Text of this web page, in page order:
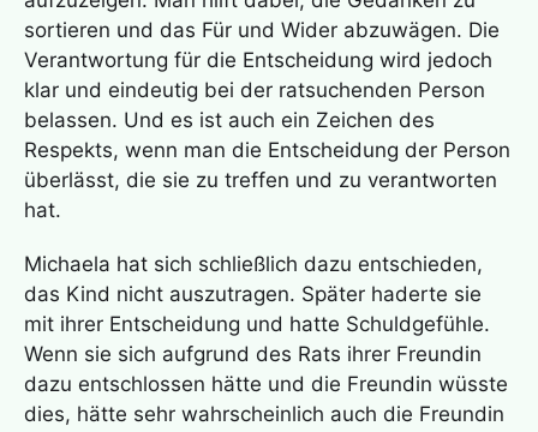
sortieren und das Für und Wider abzuwägen. Die
Verantwortung für die Entscheidung wird jedoch
klar und eindeutig bei der ratsuchenden Person
belassen. Und es ist auch ein Zeichen des
Respekts, wenn man die Entscheidung der Person
überlässt, die sie zu treffen und zu verantworten
hat.
Michaela hat sich schließlich dazu entschieden,
das Kind nicht auszutragen. Später haderte sie
mit ihrer Entscheidung und hatte Schuldgefühle.
Wenn sie sich aufgrund des Rats ihrer Freundin
dazu entschlossen hätte und die Freundin wüsste
dies, hätte sehr wahrscheinlich auch die Freundin